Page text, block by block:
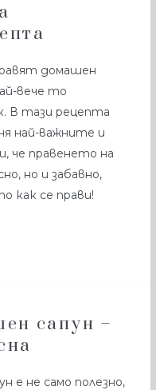
домашен
вече то
В тази рецепта
най-важните и
че правенето на
но и забавно,
как се прави!
сапун –
е не само полезно,